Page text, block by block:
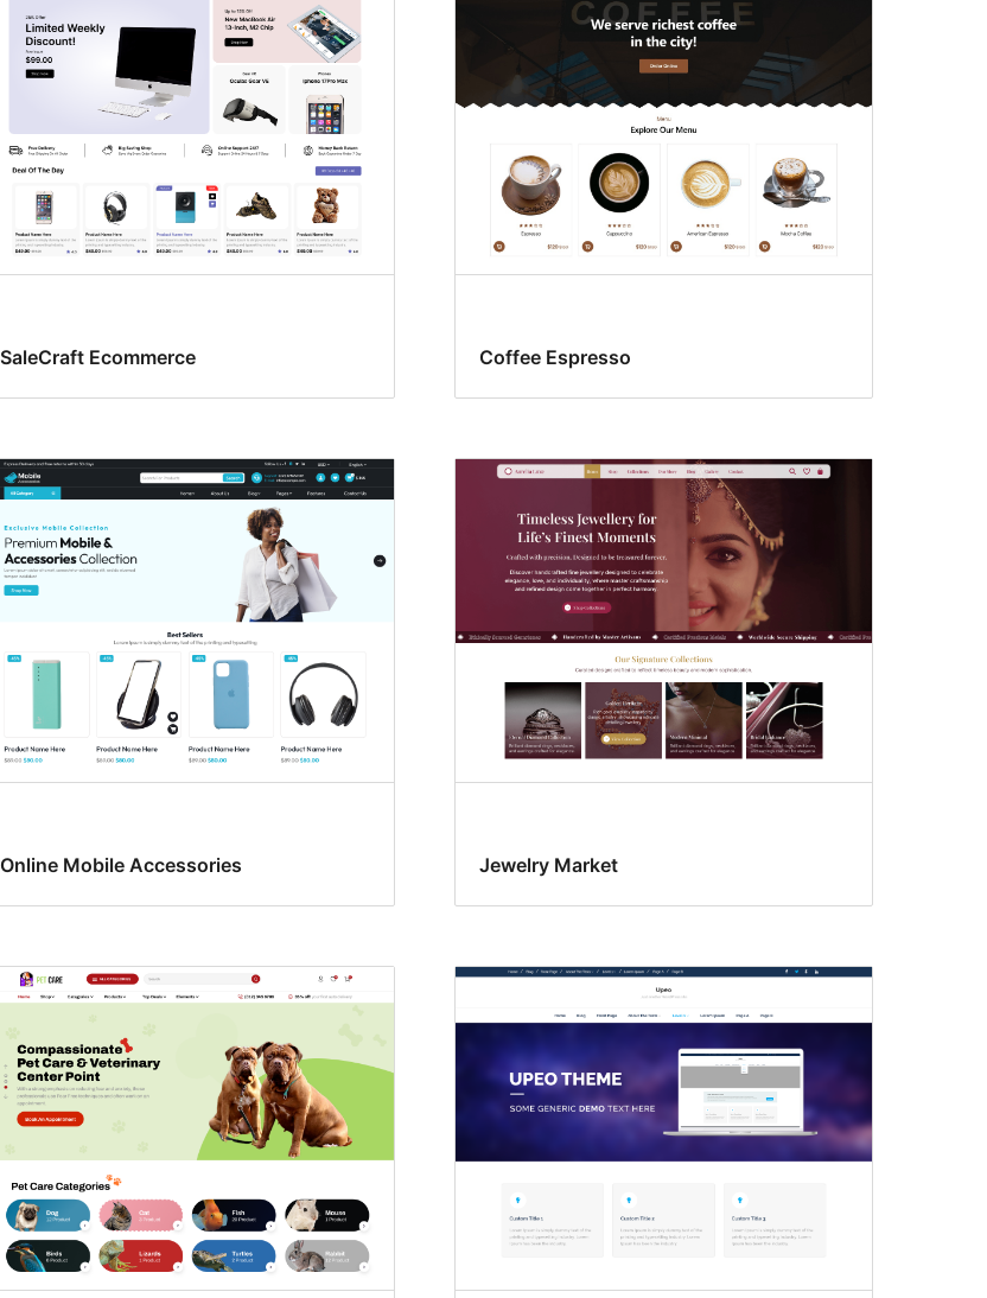
SaleCraft Ecommerce Coffee Espresso
Online Mobile Accessories Jewelry Market